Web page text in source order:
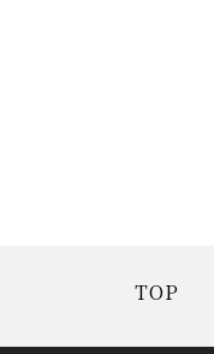
TOP